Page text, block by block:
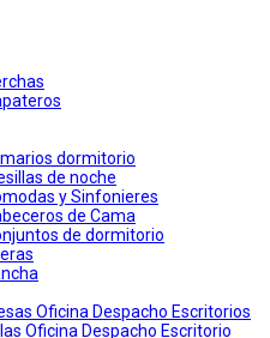
dormitorio
de noche
y Sinfonieres
de Cama
de dormitorio
Oficina Despacho Escritorios
Oficina Despacho Escritorio